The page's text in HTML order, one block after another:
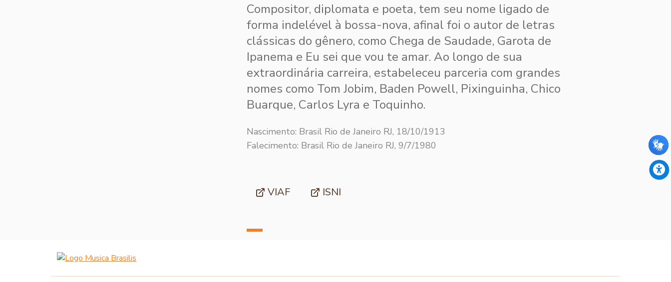
Compositor, diplomata e poeta, tem seu nome ligado de
forma indelével à bossa-nova, afinal foi o autor de letras
clássicas do gênero, como Chega de Saudade, Garota de
Ipanema e Eu sei que vou te amar. Ao longo de sua
extraordinária carreira, estabeleceu parceria com grandes
nomes como Tom Jobim, Baden Powell, Pixinguinha, Chico
Buarque, Carlos Lyra e Toquinho.
Nascimento: Brasil Rio de Janeiro RJ, 18/10/1913
Falecimento: Brasil Rio de Janeiro RJ, 9/7/1980
VIAF ISNI